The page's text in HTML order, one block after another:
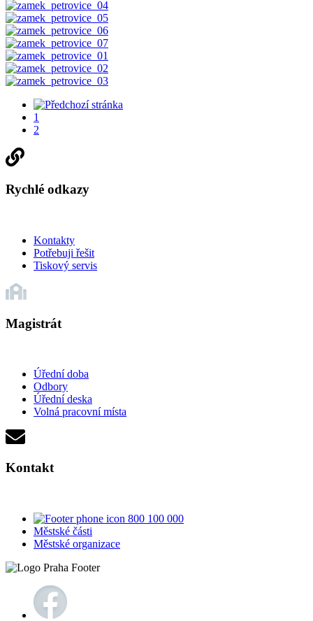
1
2
Rychlé odkazy
Kontakty
Potřebuji řešit
Tiskový servis
Magistrát
Úřední doba
Odbory
Úřední deska
Volná pracovní místa
Kontakt
800 100 000
Městské části
Městské organizace